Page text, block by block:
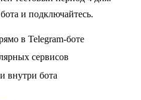
и подключайтесь.
в Telegram-боте
сервисов
внутри бота